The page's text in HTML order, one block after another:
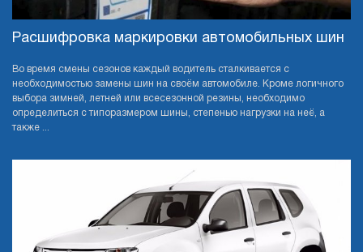
Расшифровка маркировки автомобильных шин
Во время смены сезонов каждый водитель сталкивается с
необходимостью замены шин на своём автомобиле. Кроме логичного
выбора зимней, летней или всесезонной резины, необходимо
определиться с типоразмером шины, степенью нагрузки на неё, а
также ...